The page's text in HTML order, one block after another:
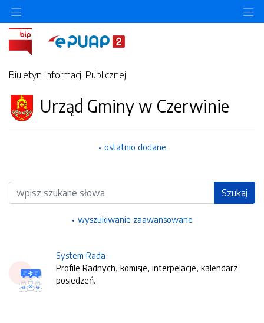
Biuletyn Informacji Publicznej
Urząd Gminy w Czerwinie
ostatnio dodane
Wyszukiwarka Szukaj
wyszukiwanie zaawansowane
System Rada
Profile Radnych, komisje, interpelacje, kalendarz
posiedzeń.